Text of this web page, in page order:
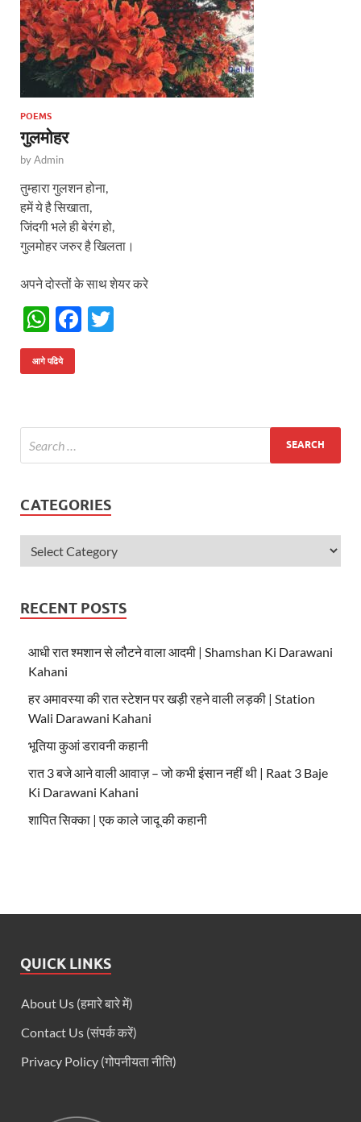
POEMS
गुलमोहर
byAdmin
तुम्हारा गुलशन होना,
हमें ये है सिखाता,
जिंदगी भले ही बेरंग हो,
गुलमोहर जरुर है खिलता।
अपने दोस्तों के साथ शेयर करे
W
h
at
A
p
p
F
o
k
आगे पढिये
CATEGORIES
RECENT POSTS
आधी रात श्मशान से लौटने वाला आदमी | Shamshan Ki Darawani
Kahani
हर अमावस्या की रात स्टेशन पर खड़ी रहने वाली लड़की | Station
Wali Darawani Kahani
भूतिया कुआं डरावनी कहानी
रात 3 बजे आने वाली आवाज़ – जो कभी इंसान नहीं थी | Raat 3 Baje
Ki Darawani Kahani
शापित सिक्का | एक काले जादू की कहानी
QUICK LINKS
About Us (हमारे बारे में)
Contact Us (संपर्क करें)
Privacy Policy (गोपनीयता नीति)